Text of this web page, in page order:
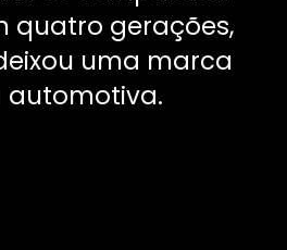
quatro gerações,
uma marca
automotiva.